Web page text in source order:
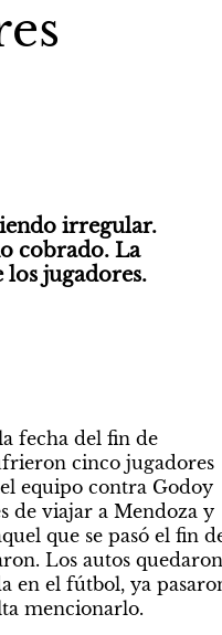
irregular.
cobrado. La
jugadores.
fecha del fin de
cinco jugadores
equipo contra Godoy
de viajar a Mendoza y
que se pasó el fin
Los autos quedaron
en el fútbol, ya
mencionarlo.